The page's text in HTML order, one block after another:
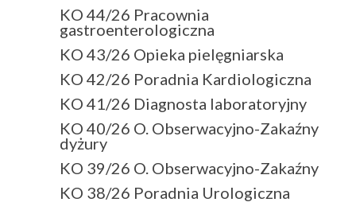
KO 44/26 Pracownia
gastroenterologiczna
KO 43/26 Opieka pielęgniarska
KO 42/26 Poradnia Kardiologiczna
KO 41/26 Diagnosta laboratoryjny
KO 40/26 O. Obserwacyjno-Zakaźny
dyżury
KO 39/26 O. Obserwacyjno-Zakaźny
KO 38/26 Poradnia Urologiczna